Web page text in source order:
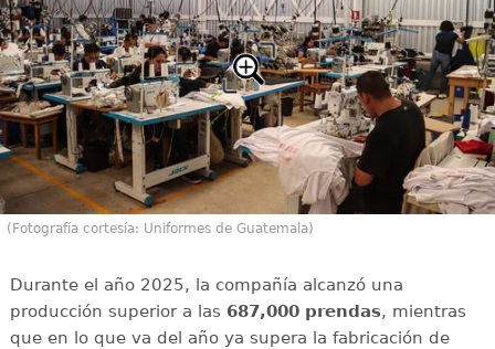
(Fotografía cortesía: Uniformes de Guatemala)
Durante el año 2025, la compañía alcanzó una
producción superior a las 687,000 prendas, mientras
que en lo que va del año ya supera la fabricación de